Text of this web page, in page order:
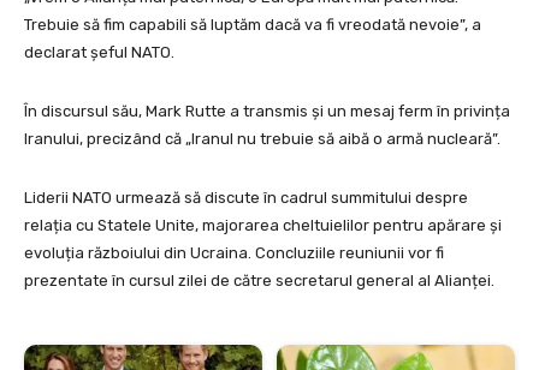
Trebuie să fim capabili să luptăm dacă va fi vreodată nevoie”, a
declarat șeful NATO.
În discursul său, Mark Rutte a transmis și un mesaj ferm în privința
Iranului, precizând că „Iranul nu trebuie să aibă o armă nucleară”.
Liderii NATO urmează să discute în cadrul summitului despre
relația cu Statele Unite, majorarea cheltuielilor pentru apărare și
evoluția războiului din Ucraina. Concluziile reuniunii vor fi
prezentate în cursul zilei de către secretarul general al Alianței.